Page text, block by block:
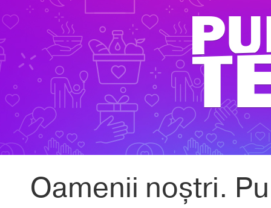
Oamenii noștri.